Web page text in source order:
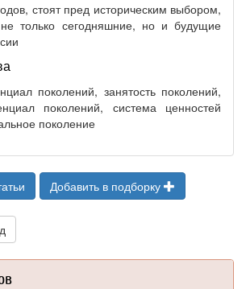
стоят пред историческим выбором,
только сегодняшние, но и будущие
поколений, занятость поколений,
поколений, система ценностей
поколение
Добавить в подборку